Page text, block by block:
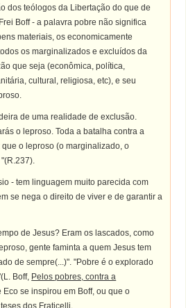
dos teólogos da Libertação do que de
Boff - a palavra pobre não significa
materiais, os economicamente
os marginalizados e excluídos da
que seja (econômica, política,
cultural, religiosa, etc), e seu
de uma realidade de exclusão.
o leproso. Toda a batalha contra a
o leproso (o marginalizado, o
- tem linguagem muito parecida com
se nega o direito de viver e de garantir a
de Jesus? Eram os lascados, como
gente faminta a quem Jesus tem
de sempre(...)". "Pobre é o explorado
Boff, Pelos pobres, contra a
Eco se inspirou em Boff, ou que o
dos Fraticelli.